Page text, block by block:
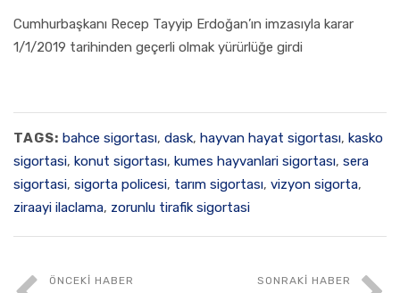
Cumhurbaşkanı Recep Tayyip Erdoğan’ın imzasıyla karar
1/1/2019 tarihinden geçerli olmak yürürlüğe girdi
TAGS: bahce sigortası, dask, hayvan hayat sigortası, kasko
sigortasi, konut sigortası, kumes hayvanlari sigortası, sera
sigortasi, sigorta policesi, tarım sigortası, vizyon sigorta,
ziraayi ilaclama, zorunlu tirafik sigortasi
ÖNCEKI HABER SONRAKI HABER